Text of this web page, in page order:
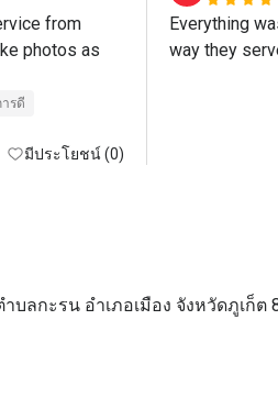
from
photos as
รดี
มีประโยชน์ (0)
Everything
ลกะรน อำเภอเมือง จังหวัดภูเก็ต